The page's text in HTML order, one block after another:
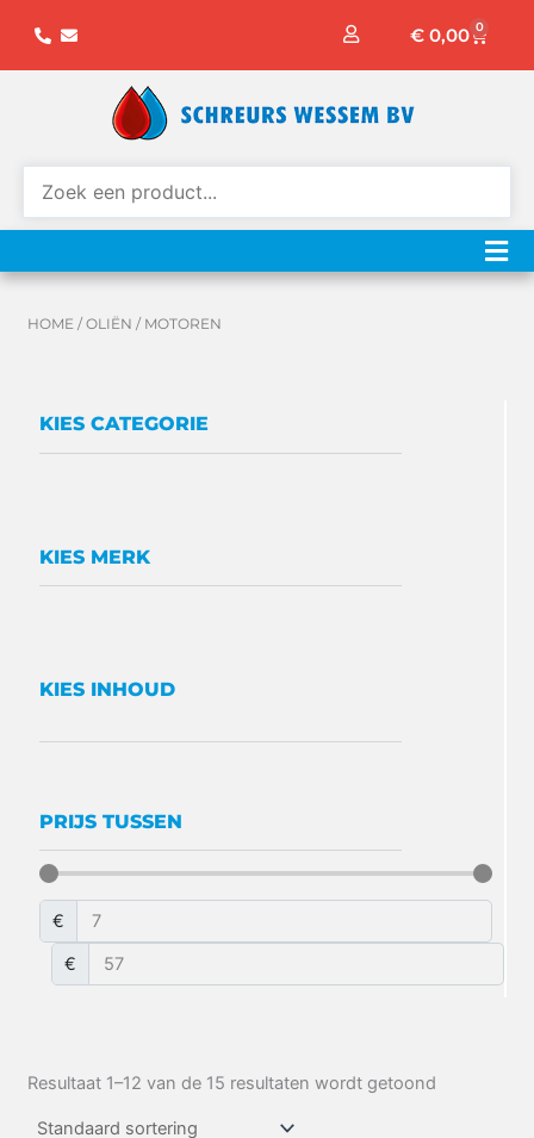
de
€ 0,00 0
HOME /OLIËN / MOTOREN
KIES CATEGORIE
KIES MERK
KIES INHOUD
PRIJS TUSSEN
€
€
Resultaat 1–12 van de 15 resultaten wordt getoond